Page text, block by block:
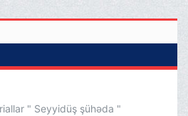
" Seyyidüş şühəda "